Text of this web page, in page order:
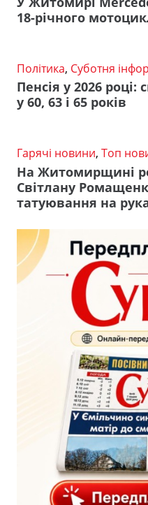
18-річного
Політика, Суботня
Пенсія у 2026 році:
у 60, 63 і 65 років
Гарячі новини, Топ
На Житомирщині
Світлану
татуювання на